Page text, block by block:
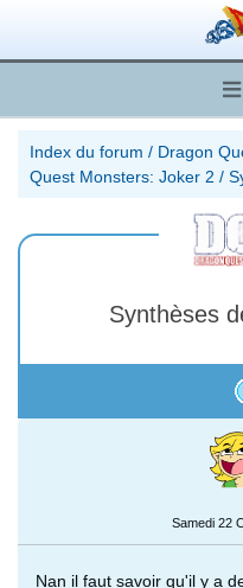
Index du forum / Dragon
Quest Monsters: Joker 2 /
Synthèses
Samedi 22
Nan il faut savoir qu'il y a